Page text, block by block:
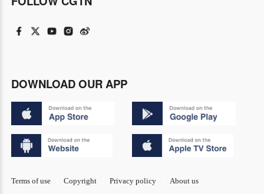
DOWNLOAD OUR APP
Terms of use Copyright Privacy policy About us